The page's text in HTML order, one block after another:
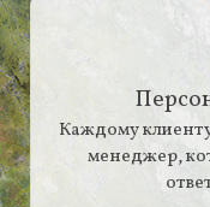
Каждому
менеджер,